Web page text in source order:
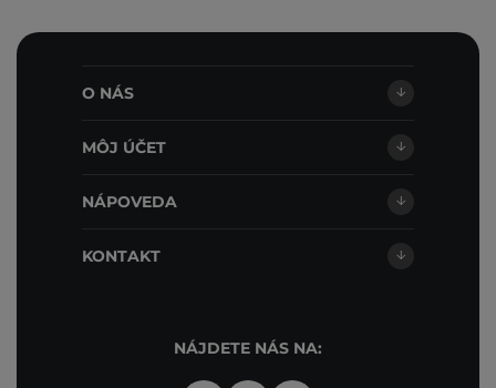
O NÁS
MÔJ ÚČET
NÁPOVEDA
KONTAKT
NÁJDETE NÁS NA: